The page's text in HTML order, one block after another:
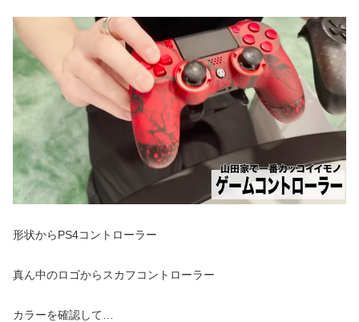
形状からPS4コントローラー
真ん中のロゴからスカフコントローラー
カラーを確認して…